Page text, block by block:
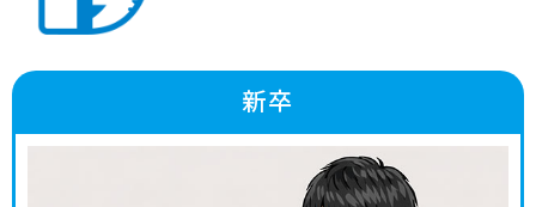
新卒